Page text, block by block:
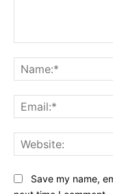
Save my name,